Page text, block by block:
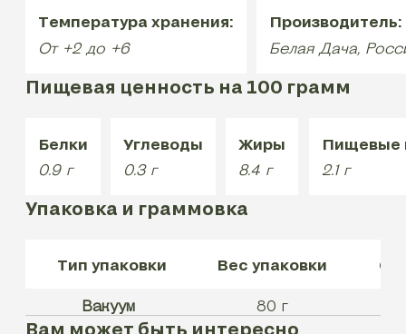
Температура хранения:
От +2 до +6
Производитель:
Белая Дача,
Пищевая ценность на 100 грамм
Белки
0.9г
Углеводы
0.3г
Жиры
8.4 г
Пищевые
2.1г
Упаковка и граммовка
Тип упаковки Вес упаковки
Вакуум 80 г
Вам может быть интересно